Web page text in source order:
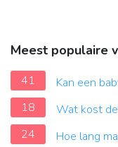
Meest populaire
41
Kan een
18
Wat kost
24
Hoe lang